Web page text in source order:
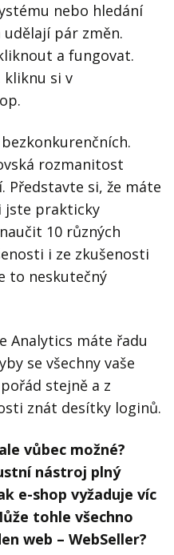
nebo hledání
pár změn.
a fungovat.
kliknu si v
rozmanitost
si, že máte
jste prakticky
10 různých
i ze zkušenosti
to neskutečný
Analytics máte řadu
se všechny vaše
stejně a z
znát desítky loginů.
vůbec možné?
nástroj plný
e-shop vyžaduje víc
tohle všechno
web – WebSeller?